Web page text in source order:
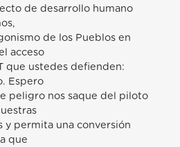
de desarrollo humano
de los Pueblos en
acceso
que ustedes defienden:
Espero
peligro nos saque del piloto
y permita una conversión
que